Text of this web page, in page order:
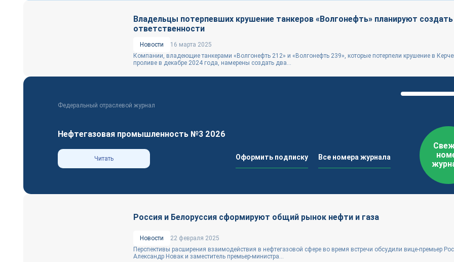
Владельцы потерпевших крушение танкеров «Волгонефть» планируют
ответственности
Новости
16 марта 2025
Компании, владеющие танкерами «Волгонефть 212» и «Волгонефть 239», которые потерпели крушение в
проливе в декабре 2024 года, намерены создать два...
Федеральный отраслевой журнал
Нефтегазовая промышленность №3 2026
Читать Оформить подписку Все номера журнала
Россия и Белоруссия сформируют общий рынок нефти и газа
Новости
22 февраля 2025
Перспективы расширения взаимодействия в нефтегазовой сфере во время встречи обсудили вице-премьер
Александр Новак и заместитель премьер-министра...